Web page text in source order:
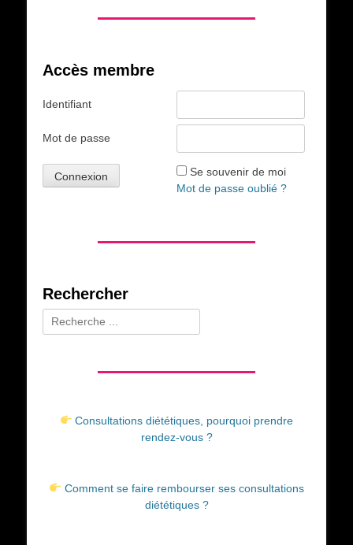
Accès membre
Identifiant
Mot de passe
Se souvenir de moi
Mot de passe oublié ?
Rechercher
Rechercher :
Consultations diététiques, pourquoi prendre
rendez-vous ?
Comment se faire rembourser ses consultations
diététiques ?